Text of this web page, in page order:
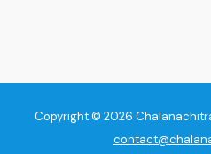
Copyright © 2026